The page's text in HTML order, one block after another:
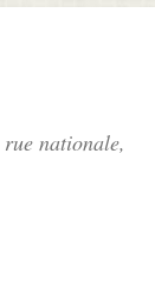
rue nationale,